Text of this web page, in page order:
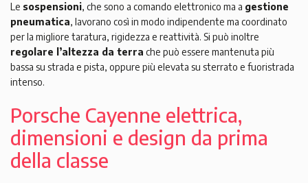
Le sospensioni, che sono a comando elettronico ma a gestione
pneumatica, lavorano così in modo indipendente ma coordinato
per la migliore taratura, rigidezza e reattività. Si può inoltre
regolare l’altezza da terra che può essere mantenuta più
bassa su strada e pista, oppure più elevata su sterrato e fuoristrada
intenso.
Porsche Cayenne elettrica,
dimensioni e design da prima
della classe